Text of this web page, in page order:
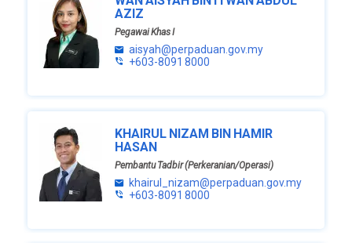
AZIZ
Pegawai Khas I
aisyah@perpaduan.gov.my
+603-8091 8000
KHAIRUL NIZAM BIN HAMIR
HASAN
Pembantu Tadbir (Perkeranian/Operasi)
khairul_nizam@perpaduan.gov.my
+603-8091 8000